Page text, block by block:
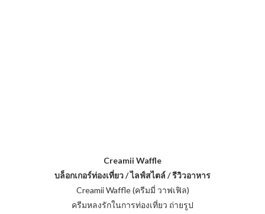
Creamii Waffle
บล็อกเกอร์ท่องเที่ยว / ไลฟ์สไตล์ / รีวิวอาหาร
Creamii Waffle (ครีมมี่ วาฟเฟิล)
ครีมหลงรักในการท่องเที่ยว ถ่ายรูป